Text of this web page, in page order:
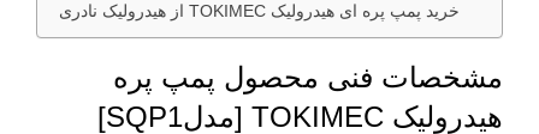
خرید پمپ پره ای هیدرولیک TOKIMEC از هیدرولیک نادری
مشخصات فنی محصول پمپ پره
هیدرولیک TOKIMEC [مدلSQP1]